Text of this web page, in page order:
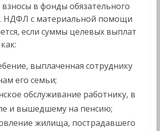
взносы в фонды обязательного
НДФЛ с материальной помощи
если суммы целевых выплат
выплаченная сотруднику
его семьи;
обслуживание работнику, в
и вышедшему на пенсию;
жилища, пострадавшего